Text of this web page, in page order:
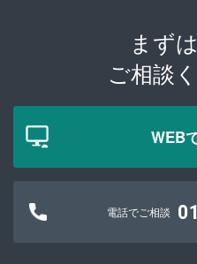
まず
ご相談
WEB
電話でご相談